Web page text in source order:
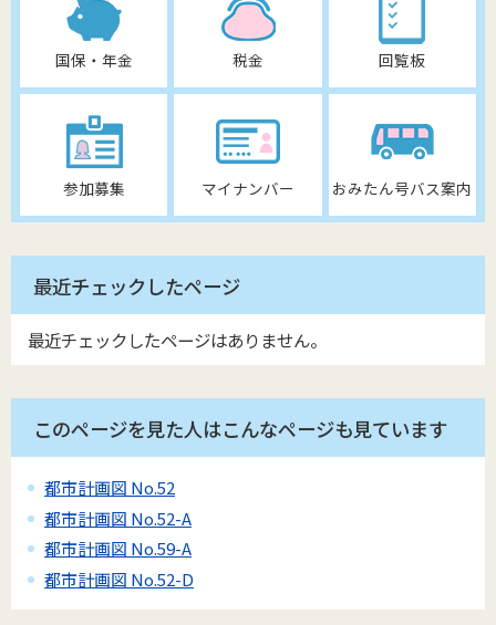
国保・年金 税金 回覧板
参加募集 マイナンバー おみたん号バス案内
最近チェックしたページ
最近チェックしたページはありません。
このページを見た人はこんなページも見ています
都市計画図 No.52
都市計画図 No.52-A
都市計画図 No.59-A
都市計画図 No.52-D